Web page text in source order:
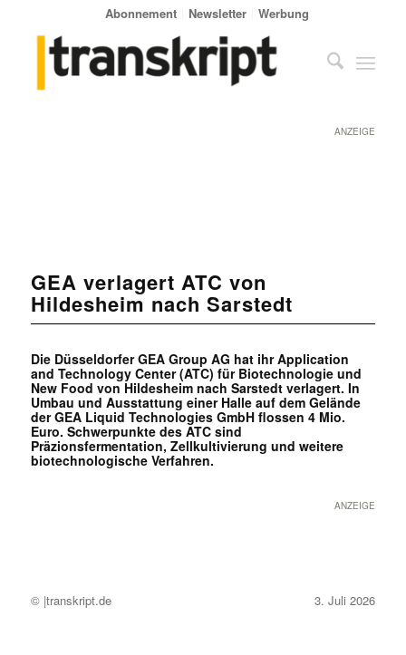
Abonnement Newsletter Werbung
ANZEIGE
GEA verlagert ATC von
Hildesheim nach Sarstedt
Die Düsseldorfer GEA Group AG hat ihr Application
and Technology Center (ATC) für Biotechnologie und
New Food von Hildesheim nach Sarstedt verlagert. In
Umbau und Ausstattung einer Halle auf dem Gelände
der GEA Liquid Technologies GmbH flossen 4 Mio.
Euro. Schwerpunkte des ATC sind
Präzionsfermentation, Zellkultivierung und weitere
biotechnologische Verfahren.
ANZEIGE
© |transkript.de 3. Juli 2026